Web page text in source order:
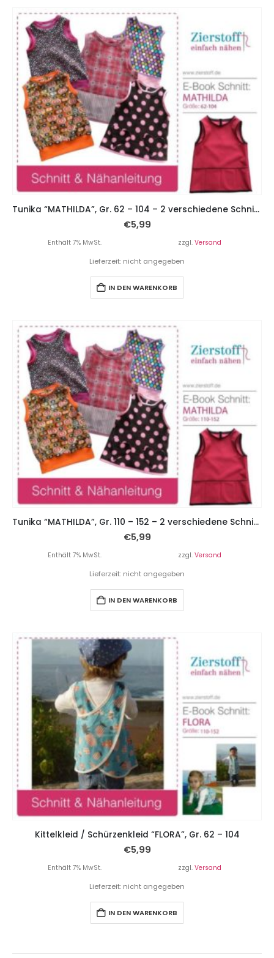
Tunika “MATHILDA”, Gr. 62 – 104 – 2 verschiedene Schnitte
€5,99
Enthält 7% MwSt. zzgl. Versand
Lieferzeit: nicht angegeben
IN DEN WARENKORB
Tunika “MATHILDA”, Gr. 110 – 152 – 2 verschiedene Schnitte
€5,99
Enthält 7% MwSt. zzgl. Versand
Lieferzeit: nicht angegeben
IN DEN WARENKORB
Kittelkleid / Schürzenkleid “FLORA”, Gr. 62 – 104
€5,99
Enthält 7% MwSt. zzgl. Versand
Lieferzeit: nicht angegeben
IN DEN WARENKORB